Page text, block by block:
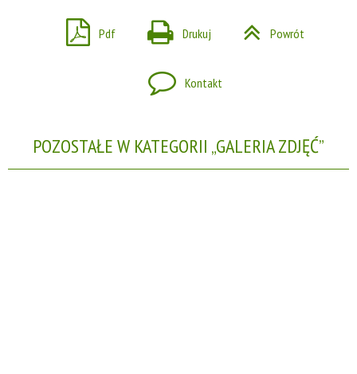
Pdf Drukuj Powrót
Kontakt
POZOSTAŁE W KATEGORII „GALERIA ZDJĘĆ”